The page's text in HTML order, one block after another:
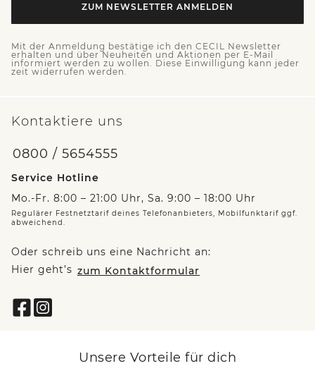
ZUM NEWSLETTER ANMELDEN
Mit der Anmeldung bestätige ich den CECIL Newsletter
erhalten und über Neuheiten und Aktionen per E-Mail
informiert werden zu wollen. Diese Einwilligung kann jeder
zeit widerrufen werden.
Kontaktiere uns
0800 / 5654555
Service Hotline
Mo.-Fr. 8:00 – 21:00 Uhr, Sa. 9:00 – 18:00 Uhr
Regulärer Festnetztarif deines Telefonanbieters, Mobilfunktarif ggf.
abweichend.
Oder schreib uns eine Nachricht an:
Hier geht’s zum Kontaktformular
Unsere Vorteile für dich